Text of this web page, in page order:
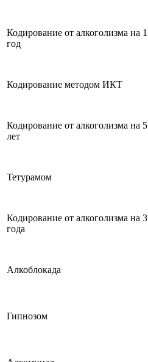
Кодирование от алкоголизма на 1
год
Кодирование методом ИКТ
Кодирование от алкоголизма на 5
лет
Тетурамом
Кодирование от алкоголизма на 3
года
Алкоблокада
Гипнозом